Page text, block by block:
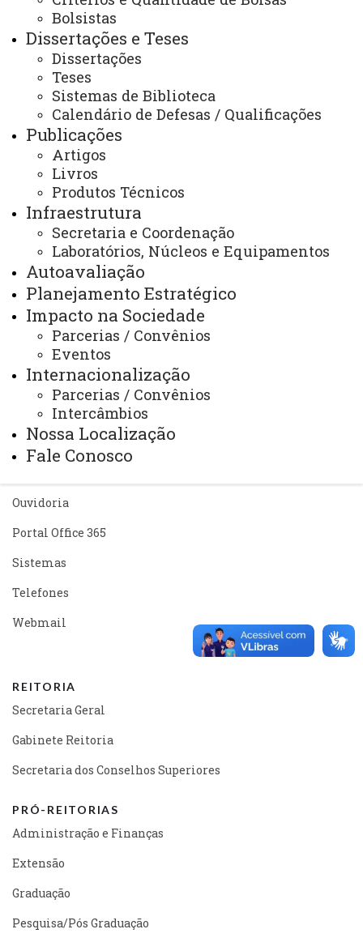
Bolsistas
Dissertações e Teses
Dissertações
Teses
Sistemas de Biblioteca
Calendário de Defesas / Qualificações
Publicações
Artigos
Livros
Produtos Técnicos
Infraestrutura
Secretaria e Coordenação
Laboratórios, Núcleos e Equipamentos
Autoavaliação
Planejamento Estratégico
Impacto na Sociedade
Parcerias / Convênios
Eventos
Internacionalização
Parcerias / Convênios
Intercâmbios
Nossa Localização
Fale Conosco
13:30 às 17:30
rondon.pos.zootecnia@unioeste.br
ppzunioesteutfpr@gmail.com
Você está aqui:Unioeste
PPZ - Pós Graduação em Zootecnia
Notícias
Stricto Sensu - Mestrado e Doutorado
Programas - Marechal Cândido Rondon
Zootecnia - PPZ
ACESSE
Acesso Restrito (Editores do Portal)
Arquivo Virtual
Bibliotecas
Identidade Visual
Ouvidoria
Portal Office 365
Sistemas
Telefones
Webmail
REITORIA
Secretaria Geral
Gabinete Reitoria
Secretaria dos Conselhos Superiores
PRÓ-REITORIAS
Administração e Finanças
Extensão
Graduação
Pesquisa/Pós Graduação